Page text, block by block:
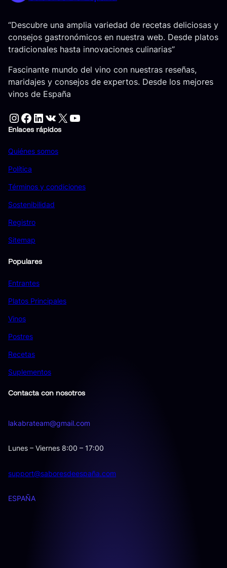
“Descubre una amplia variedad de recetas deliciosas y
consejos gastronómicos en nuestra web. Desde platos
tradicionales hasta innovaciones culinarias”
Fascinante mundo del vino con nuestras reseñas,
maridajes y consejos de expertos. Desde los mejores
vinos de España
Instagram Facebook LinkedIn VK X YouTube
Enlaces rápidos
Quiénes somos
Política
Términos y condiciones
Sostenibilidad
Registro
Sitemap
Populares
Entrantes
Platos Principales
Vinos
Postres
Recetas
Suplementos
Contacta con nosotros
lakabrateam@gmail.com
Lunes – Viernes 8:00 – 17:00
support@saboresdeespaña.com
ESPAÑA